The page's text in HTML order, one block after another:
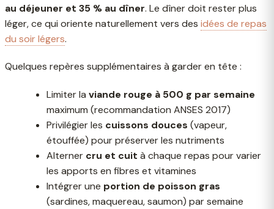
au déjeuner et 35 % au dîner. Le dîner doit rester plus
léger, ce qui oriente naturellement vers des idées de repas
du soir légers.
Quelques repères supplémentaires à garder en tête :
Limiter la viande rouge à 500 g par semaine
maximum (recommandation ANSES 2017)
Privilégier les cuissons douces (vapeur,
étouffée) pour préserver les nutriments
Alterner cru et cuit à chaque repas pour varier
les apports en fibres et vitamines
Intégrer une portion de poisson gras
(sardines, maquereau, saumon) par semaine